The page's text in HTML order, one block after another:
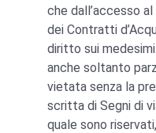
che dall’accesso
dei Contratti
diritto sui
anche soltanto
vietata senza la
scritta di Segni di
quale sono